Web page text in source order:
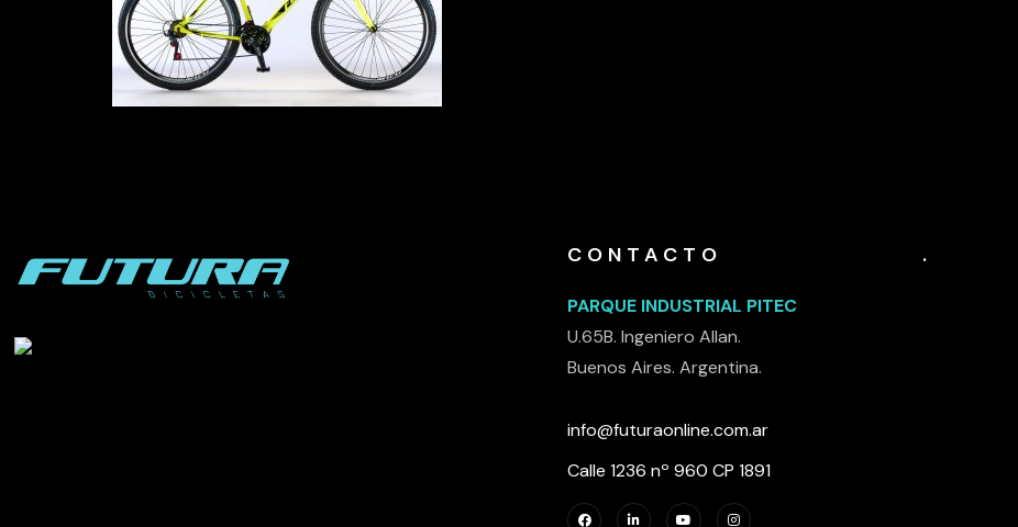
CONTACTO
PARQUE INDUSTRIAL PITEC
U.65B. Ingeniero Allan.
Buenos Aires. Argentina.
info@futuraonline.com.ar
Calle 1236 nº 960 CP 1891
.